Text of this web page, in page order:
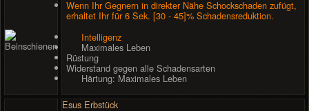
Wenn Ihr Gegnern in direkter Nähe Schockschaden zufügt,
erhaltet Ihr für 6 Sek. [30 - 45]% Schadensreduktion.
Intelligenz
Maximales Leben
Rüstung
Widerstand gegen alle Schadensarten
Härtung: Maximales Leben
Esus Erbstück